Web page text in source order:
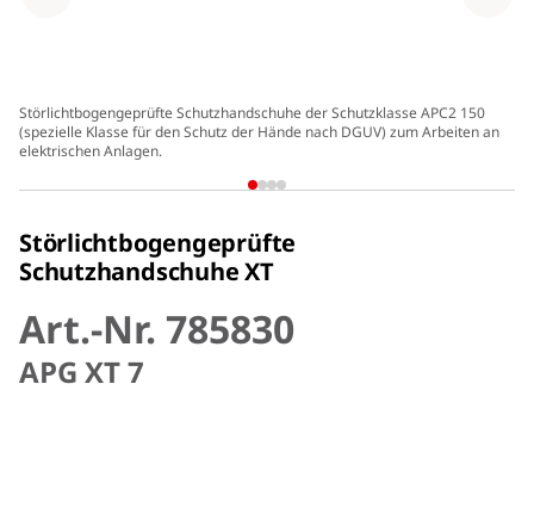
Störlichtbogengeprüfte Schutzhandschuhe der Schutzklasse APC2 150
(spezielle Klasse für den Schutz der Hände nach DGUV) zum Arbeiten an
elektrischen Anlagen.
Störlichtbogengeprüfte
Schutzhandschuhe XT
Art.-Nr. 785830
APG XT 7